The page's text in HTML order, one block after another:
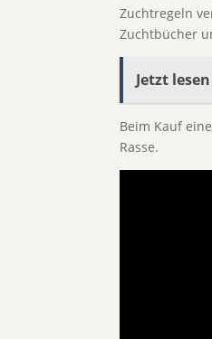
Zuchtregeln
Zuchtbücher
Jetzt lesen
Beim Kauf
Rasse.